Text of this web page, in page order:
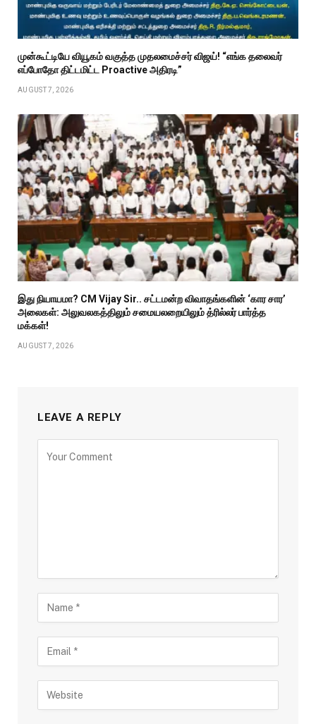
முன்கூட்டியே வியூகம் வகுத்த முதலமைச்சர் விஜய்! “எங்க தலைவர்
எப்போதோ திட்டமிட்ட Proactive அதிரடி”
AUGUST 7, 2026
இது நியாயமா? CM Vijay Sir.. சட்டமன்ற விவாதங்களின் ‘கார சார’
அலைகள்: அலுவலகத்திலும் சமையலறையிலும் த்ரில்லர் பார்த்த
மக்கள்!
AUGUST 7, 2026
LEAVE A REPLY